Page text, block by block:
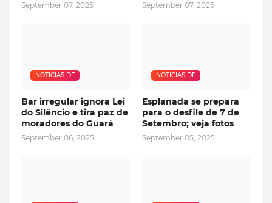
September 07, 2025 September 07, 2025
NOTICIAS DF
Bar irregular ignora Lei
do Silêncio e tira paz de
moradores do Guará
September 06, 2025
NOTICIAS DF
Esplanada se prepara
para o desfile de 7 de
Setembro; veja fotos
September 05, 2025